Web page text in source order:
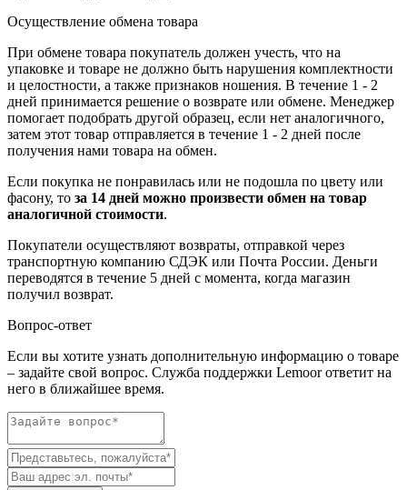
Осуществление обмена товара
При обмене товара покупатель должен учесть, что на
упаковке и товаре не должно быть нарушения комплектности
и целостности, а также признаков ношения. В течение 1 - 2
дней принимается решение о возврате или обмене. Менеджер
помогает подобрать другой образец, если нет аналогичного,
затем этот товар отправляется в течение 1 - 2 дней после
получения нами товара на обмен.
Если покупка не понравилась или не подошла по цвету или
фасону, то за 14 дней можно произвести обмен на товар
аналогичной стоимости.
Покупатели осуществляют возвраты, отправкой через
транспортную компанию СДЭК или Почта России. Деньги
переводятся в течение 5 дней с момента, когда магазин
получил возврат.
Вопрос-ответ
Если вы хотите узнать дополнительную информацию о товаре
– задайте свой вопрос. Служба поддержки Lemoor ответит на
него в ближайшее время.